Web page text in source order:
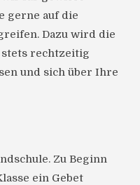
gerne auf die
Dazu wird die
rechtzeitig
und sich über Ihre
Zu Beginn
ein Gebet